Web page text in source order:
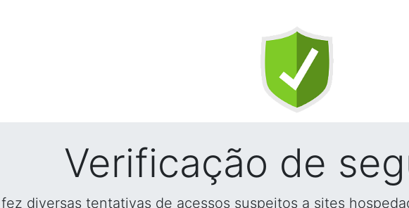
Verificação de
diversas tentativas de acessos suspeitos a sites